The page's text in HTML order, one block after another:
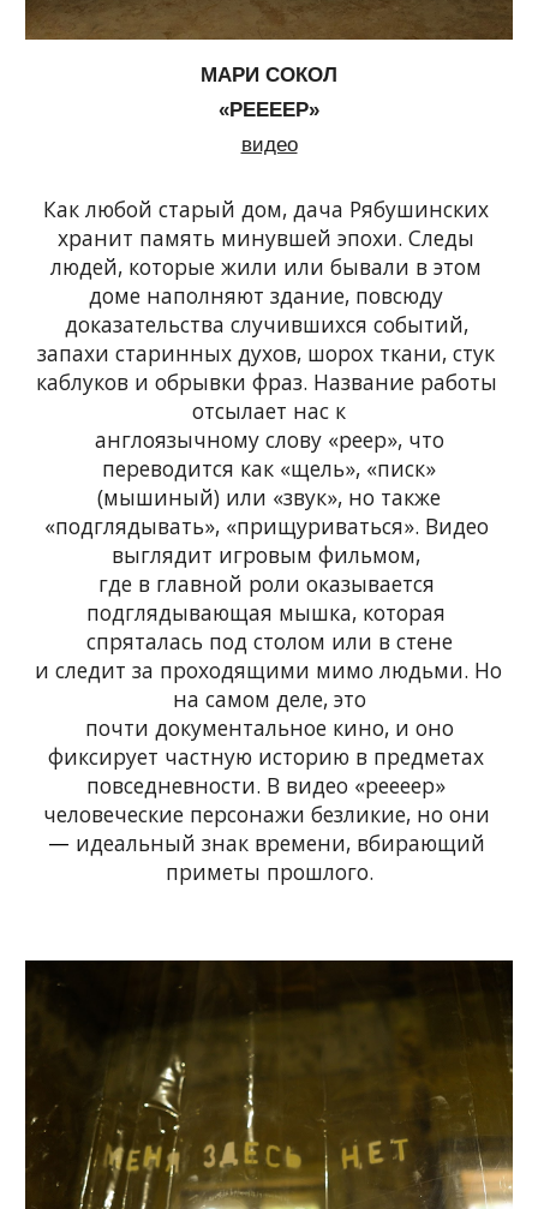
МАРИ СОКОЛ
«PEEEEP»
видео
Как любой старый дом, дача Рябушинских
хранит память минувшей эпохи. Следы
людей, которые жили или бывали в этом
доме наполняют здание, повсюду
доказательства случившихся событий,
запахи старинных духов, шорох ткани, стук
каблуков и обрывки фраз. Название работы
отсылает нас к
англоязычному слову «peep», что
переводится как «щель», «писк»
(мышиный) или «звук», но также
«подглядывать», «прищуриваться». Видео
выглядит игровым фильмом,
где в главной роли оказывается
подглядывающая мышка, которая
спряталась под столом или в стене
и следит за проходящими мимо людьми. Но
на самом деле, это
почти документальное кино, и оно
фиксирует частную историю в предметах
повседневности. В видео «peeeep»
— идеальный знак времени, вбирающий
приметы прошлого.